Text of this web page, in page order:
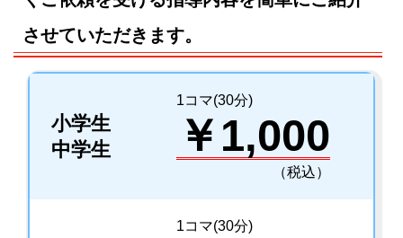
させていただきます。
小学生
中学生
1コマ(30分)
￥1,000
（税込）
1コマ(30分)